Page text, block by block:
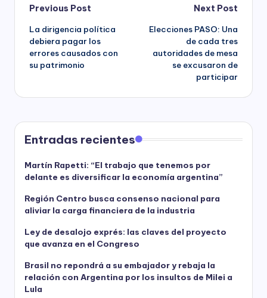
Post
navigation
Previous Post
La dirigencia política
debiera pagar los
errores causados con
su patrimonio
Next Post
Elecciones PASO: Una
de cada tres
autoridades de mesa
se excusaron de
participar
Entradas recientes
Martín Rapetti: “El trabajo que tenemos por
delante es diversificar la economía argentina”
Región Centro busca consenso nacional para
aliviar la carga financiera de la industria
Ley de desalojo exprés: las claves del proyecto
que avanza en el Congreso
Brasil no repondrá a su embajador y rebaja la
relación con Argentina por los insultos de Milei a
Lula